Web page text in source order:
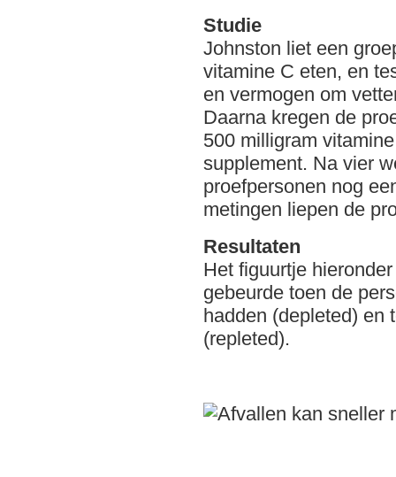
Studie
Johnston liet een
vitamine C eten, en
en vermogen om
Daarna kregen de
500 milligram
supplement. Na vier
proefpersonen nog
metingen liepen de
Resultaten
Het figuurtje
gebeurde toen de
hadden (depleted) en
(repleted).